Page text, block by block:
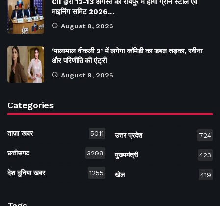
CII द्वारा 12-13 अगस्त को रायपुर में होगा ग्रीन स्टील एवं
माइनिंग समिट 2026…
August 8, 2026
‘मालामाल वीकली 2’ में लगेगा कॉमेडी का डबल तड़का, रवीना
और परिणीति की एंट्री
August 8, 2026
Categories
ताज़ा खबर 5011
छत्तीसगढ 3299
देश दुनिया खबर 1255
उत्तर प्रदेश 724
मुख्यमंत्री 423
खेल 419